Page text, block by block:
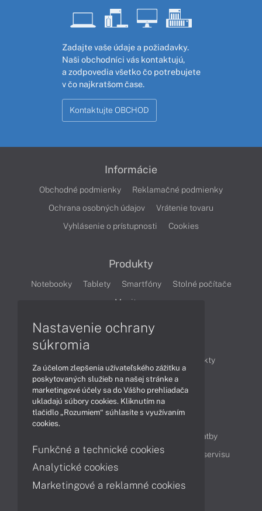
Zadajte vaše údaje a požiadavky.
Naši obchodníci vás kontaktujú,
a zodpovedia všetko čo potrebujete
v čo najkratšom čase.
Kontaktujte OBCHOD
Informácie
Obchodné podmienky
Reklamačné podmienky
Ochrana osobných údajov
Vrátenie tovaru
Vyhlásenie o prístupnosti
Cookies
Produkty
Notebooky Tablety Smartfóny
Stolné počítače
Monitory
Produkty
Technológie
Videá
Obsah
Možnosti doručenia a platby
Podpora a servis
Servisné služby Cenník servisu
Kontakty
Nastavenie ochrany
súkromia
Za účelom zlepšenia užívateľského zážitku a
poskytovaných služieb na našej stránke a
marketingové účely sa do Vášho prehliadača
ukladajú súbory cookies. Kliknutím na
tlačidlo „Rozumiem“ súhlasíte s využívaním
cookies.
Funkčné a technické cookies
Analytické cookies
Marketingové a reklamné cookies